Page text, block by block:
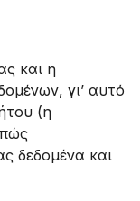
και η
γι’ αυτό
(η
δεδομένα και